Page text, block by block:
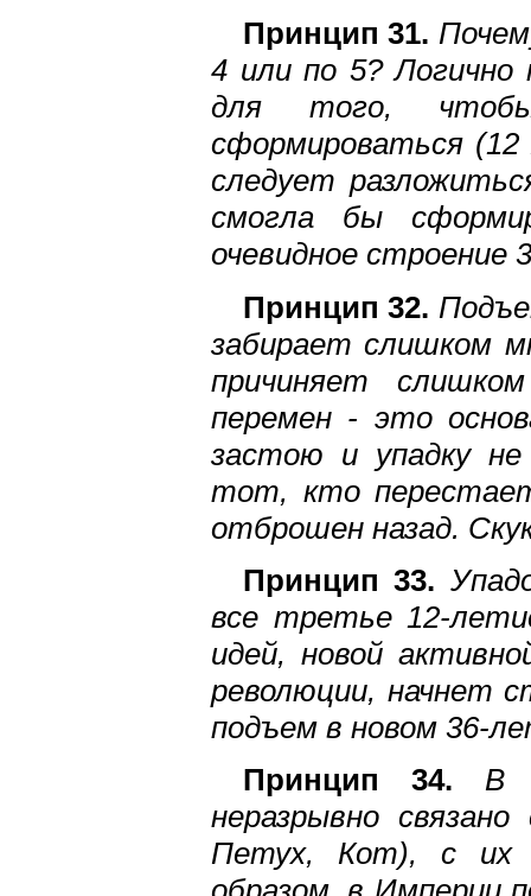
Принцип 31.
4 или по 5?
для того,
сформироваться
следует
смогла бы
очевидное строение
Принцип 32.
забирает слишком
причиняет
перемен - это
застою и упадку
тот, кто
отброшен назад.
Принцип 33.
все третье 12-
идей, новой
революции, начнет
подъем в новом 36-
Принцип 34. В
неразрывно
Петух, Кот), с их